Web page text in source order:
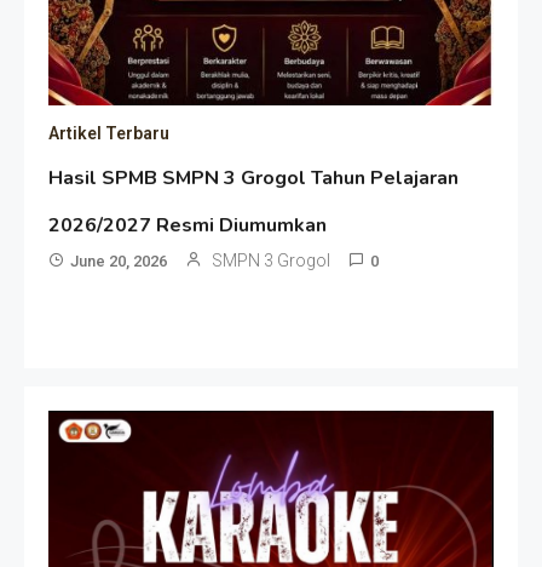
Artikel Terbaru
Hasil SPMB SMPN 3 Grogol Tahun Pelajaran
2026/2027 Resmi Diumumkan
June 20, 2026 SMPN 3 Grogol 0